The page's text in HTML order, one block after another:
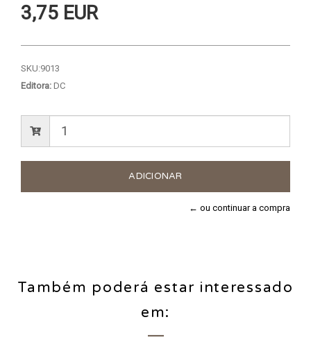
3,75 EUR
SKU:9013
Editora: DC
← ou continuar a compra
Também poderá estar interessado
em: